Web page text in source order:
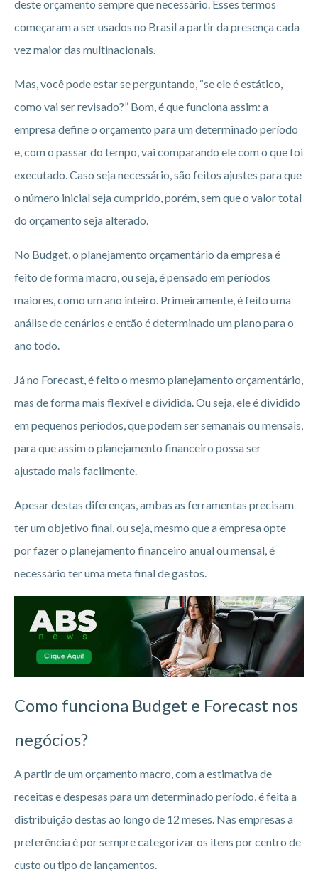
deste orçamento sempre que necessário. Esses termos
começaram a ser usados no Brasil a partir da presença cada
vez maior das multinacionais.
Mas, você pode estar se perguntando, “se ele é estático,
como vai ser revisado?” Bom, é que funciona assim: a
empresa define o orçamento para um determinado período
e, com o passar do tempo, vai comparando ele com o que foi
executado. Caso seja necessário, são feitos ajustes para que
o número inicial seja cumprido, porém, sem que o valor total
do orçamento seja alterado.
No Budget, o planejamento orçamentário da empresa é
feito de forma macro, ou seja, é pensado em períodos
maiores, como um ano inteiro. Primeiramente, é feito uma
análise de cenários e então é determinado um plano para o
ano todo.
Já no Forecast, é feito o mesmo planejamento orçamentário,
mas de forma mais flexível e dividida. Ou seja, ele é dividido
em pequenos períodos, que podem ser semanais ou mensais,
para que assim o planejamento financeiro possa ser
ajustado mais facilmente.
Apesar destas diferenças, ambas as ferramentas precisam
ter um objetivo final, ou seja, mesmo que a empresa opte
por fazer o planejamento financeiro anual ou mensal, é
necessário ter uma meta final de gastos.
Como funciona Budget e Forecast nos
negócios?
A partir de um orçamento macro, com a estimativa de
receitas e despesas para um determinado período, é feita a
distribuição destas ao longo de 12 meses. Nas empresas a
preferência é por sempre categorizar os itens por centro de
custo ou tipo de lançamentos.